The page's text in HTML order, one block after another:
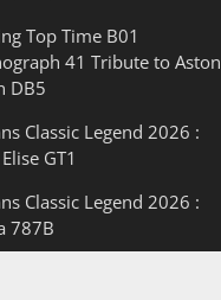
Top Time B01
41 Tribute to Aston
DB5
Classic Legend 2026 :
GT1
Classic Legend 2026 :
787B